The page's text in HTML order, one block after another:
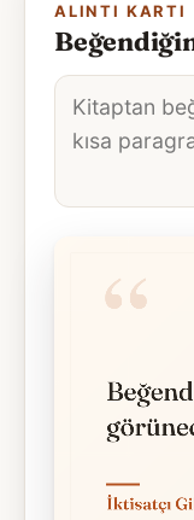
ALINTI KARTI
Alıntı
metni